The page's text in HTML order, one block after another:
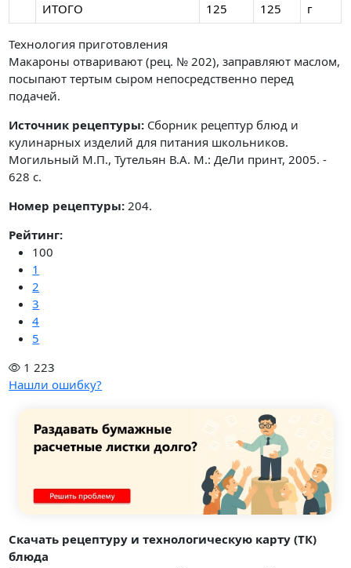
ИТОГО
125 125 г
Технология приготовления
Макароны отваривают (рец. № 202), заправляют маслом,
посыпают тертым сыром непосредственно перед
подачей.
Источник рецептуры: Сборник рецептур блюд и
кулинарных изделий для питания школьников.
Могильный М.П., Тутельян В.А. М.: ДеЛи принт, 2005. -
628 с.
Номер рецептуры: 204.
Рейтинг:
100
1
2
3
4
5
1 223
Нашли ошибку?
Скачать рецептуру и технологическую карту (ТК)
блюда